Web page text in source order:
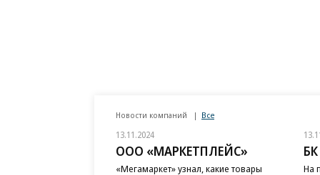
Новости компаний Все
13.11.2024
ООО «МАРКЕТПЛЕЙС»
«Мегамаркет» узнал, какие товары
На